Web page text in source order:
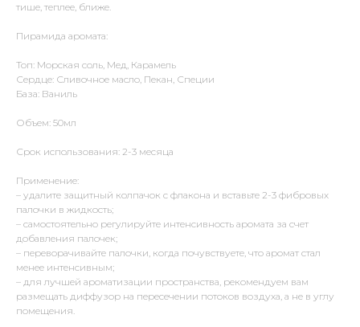
тише, теплее, ближе.
Пирамида аромата:
Топ: Морская соль, Мед, Карамель
Сердце: Сливочное масло, Пекан, Специи
База: Ваниль
Объем: 50мл
Срок использования: 2-3 месяца
Применение:
– удалите защитный колпачок с флакона и вставьте 2-3 фибровых
палочки в жидкость;
– самостоятельно регулируйте интенсивность аромата за счет
добавления палочек;
– переворачивайте палочки, когда почувствуете, что аромат стал
менее интенсивным;
– для лучшей ароматизации пространства, рекомендуем вам
размещать диффузор на пересечении потоков воздуха, а не в углу
помещения.